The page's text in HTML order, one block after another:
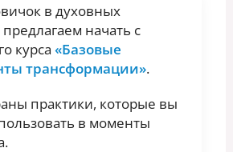
в духовных
начать с
курса «Базовые
трансформации».
практики, которые вы
в моменты